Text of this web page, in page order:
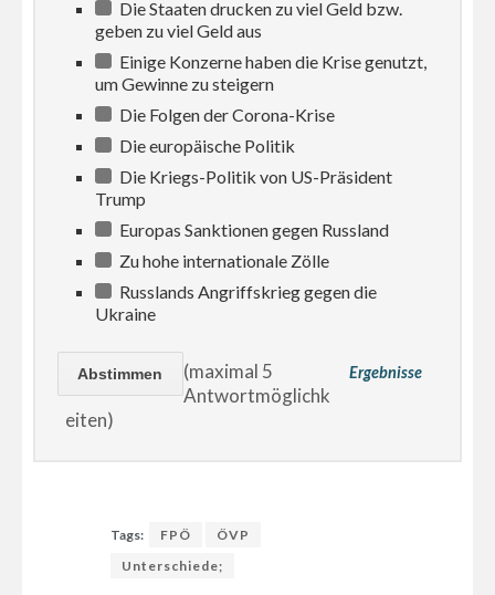
Die Staaten drucken zu viel Geld bzw.
geben zu viel Geld aus
Einige Konzerne haben die Krise genutzt,
um Gewinne zu steigern
Die Folgen der Corona-Krise
Die europäische Politik
Die Kriegs-Politik von US-Präsident
Trump
Europas Sanktionen gegen Russland
Zu hohe internationale Zölle
Russlands Angriffskrieg gegen die
Ukraine
Ergebnisse
(maximal 5
Antwortmöglichk
eiten)
Tags: FPÖ
ÖVP
Unterschiede;